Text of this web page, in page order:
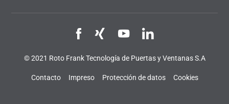
© 2021 Roto Frank Tecnología de Puertas y Ventanas S.A
Contacto Impreso Protección de datos Cookies